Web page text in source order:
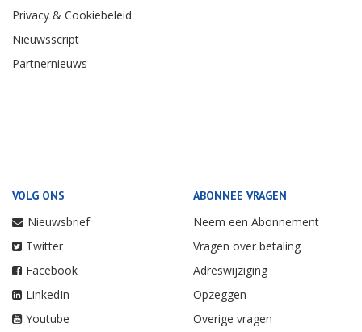
Privacy & Cookiebeleid
Nieuwsscript
Partnernieuws
VOLG ONS
Nieuwsbrief
Twitter
Facebook
LinkedIn
Youtube
ABONNEE VRAGEN
Neem een Abonnement
Vragen over betaling
Adreswijziging
Opzeggen
Overige vragen